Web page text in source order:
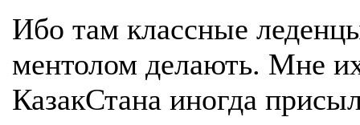
Ибо там классные
ментолом делають. Мне
КазакСтана иногда